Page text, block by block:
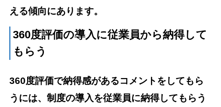
える傾向にあります。
360度評価の導入に従業員から納得して
もらう
360度評価で納得感があるコメントをしてもら
うには、制度の導入を従業員に納得してもらう